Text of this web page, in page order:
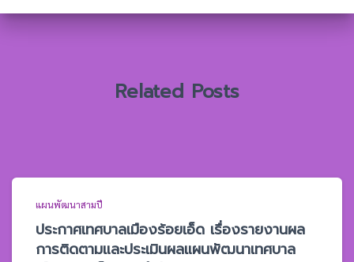
ห
Related Posts
แผนพัฒนาสามปี
ประกาศเทศบาลเมืองร้อยเอ็ด เรื่องรายงานผล
การติดตามและประเมินผลแผนพัฒนาเทศบาล